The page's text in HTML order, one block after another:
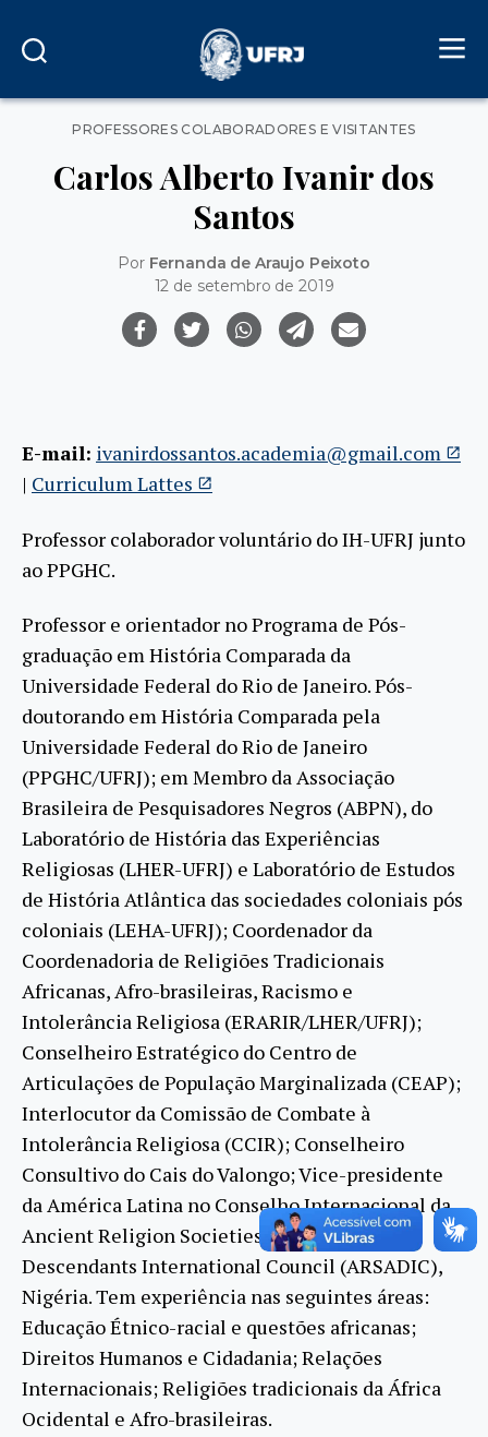
Categorias
PROFESSORES COLABORADORES E VISITANTES
Carlos Alberto Ivanir dos
Santos
Por Fernanda de Araujo Peixoto
12 de setembro de 2019
E-mail: ivanirdossantos.academia@gmail.com
| Curriculum Lattes
Professor colaborador voluntário do IH-UFRJ junto
ao PPGHC.
Professor e orientador no Programa de Pós-
graduação em História Comparada da
Universidade Federal do Rio de Janeiro. Pós-
doutorando em História Comparada pela
Universidade Federal do Rio de Janeiro
(PPGHC/UFRJ); em Membro da Associação
Brasileira de Pesquisadores Negros (ABPN), do
Laboratório de História das Experiências
Religiosas (LHER-UFRJ) e Laboratório de Estudos
de História Atlântica das sociedades coloniais pós
coloniais (LEHA-UFRJ); Coordenador da
Coordenadoria de Religiões Tradicionais
Africanas, Afro-brasileiras, Racismo e
Intolerância Religiosa (ERARIR/LHER/UFRJ);
Conselheiro Estratégico do Centro de
Articulações de População Marginalizada (CEAP);
Interlocutor da Comissão de Combate à
Intolerância Religiosa (CCIR); Conselheiro
Consultivo do Cais do Valongo; Vice-presidente
da América Latina no Conselho Internacional da
Ancient Religion Societies of African
Descendants International Council (ARSADIC),
Nigéria. Tem experiência nas seguintes áreas:
Educação Étnico-racial e questões africanas;
Direitos Humanos e Cidadania; Relações
Internacionais; Religiões tradicionais da África
Ocidental e Afro-brasileiras.